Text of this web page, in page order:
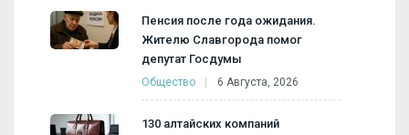
Пенсия после года ожидания.
Жителю Славгорода помог
депутат Госдумы
Общество 6 Августа, 2026
130 алтайских компаний